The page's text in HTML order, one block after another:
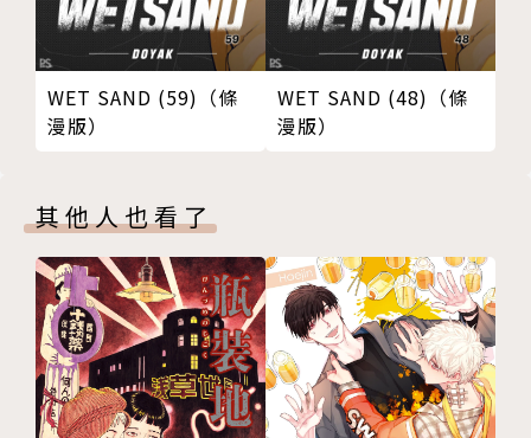
WET SAND (59)（條
漫版）
WET SAND (48)（條
漫版）
其他人也看了